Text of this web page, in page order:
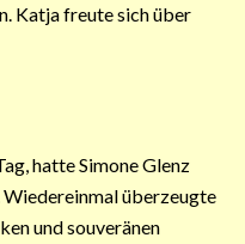
Katja freute sich über
hatte Simone Glenz
überzeugte
und souveränen